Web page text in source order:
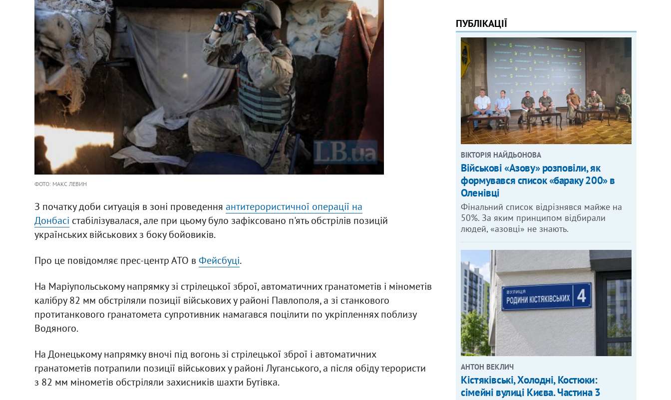
ФОТО: МАКС ЛЕВИН
З початку доби ситуація в зоні проведення антитерористичної операції на
Донбасі стабілізувалася, але при цьому було зафіксовано п'ять обстрілів позицій
українських військових з боку бойовиків.
Про це повідомляє прес-центр АТО в Фейсбуці.
На Маріупольському напрямку зі стрілецької зброї, автоматичних гранатометів і мінометів
калібру 82 мм обстріляли позиції військових у районі Павлополя, а зі станкового
протитанкового гранатомета супротивник намагався поцілити по укріпленнях поблизу
Водяного.
На Донецькому напрямку вночі під вогонь зі стрілецької зброї і автоматичних
гранатометів потрапили позиції військових у районі Луганського, а після обіду терористи
з 82 мм мінометів обстріляли захисників шахти Бутівка.
ПУБЛІКАЦІЇ
ВІКТОРІЯ НАЙДЬОНОВА
Військові «Азову» розповіли, як
формувався список «бараку 200» в
Оленівці
Фінальний список відрізнявся майже на
50%. За яким принципом відбирали
людей, «азовці» не знають.
АНТОН ВЕКЛИЧ
Кістяківські, Холодні, Костюки:
сімейні вулиці Києва. Частина 3